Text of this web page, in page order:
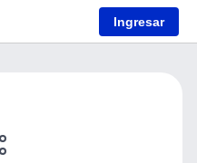
Ingresar